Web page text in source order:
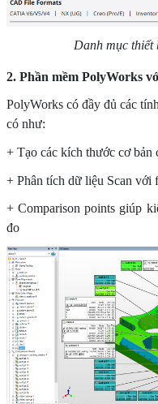
Danh mục
2. Phần mềm PolyWorks
PolyWorks có đầy đủ các
có như:
+ Tạo các kích thước cơ
+ Phân tích dữ liệu Scan với
+ Comparison points giúp
đo